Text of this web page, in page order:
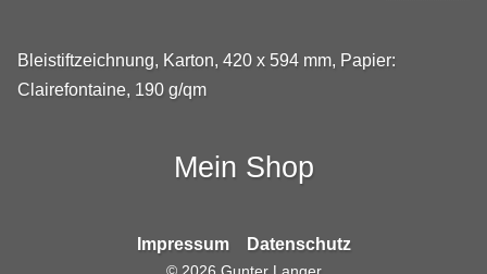
Bleistiftzeichnung, Karton, 420 x 594 mm, Papier:
Clairefontaine, 190 g/qm
Impressum Datenschutz
Mein Shop